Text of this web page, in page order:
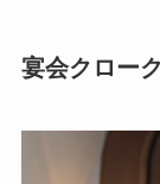
宴会クロー